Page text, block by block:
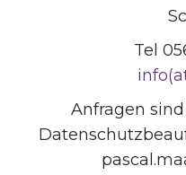
Tel
Anfragen